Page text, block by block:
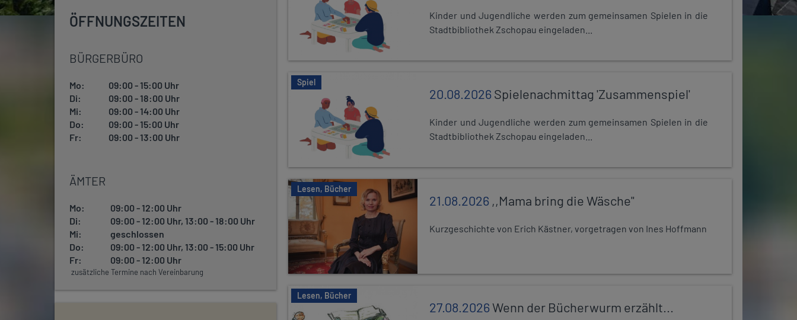
ÖFFNUNGSZEITEN
BÜRGERBÜRO
Mo:
09:00 - 15:00 Uhr
Di:
09:00 - 18:00 Uhr
Mi:
09:00 - 14:00 Uhr
Do:
09:00 - 15:00 Uhr
Fr:
09:00 - 13:00 Uhr
ÄMTER
Mo:
09:00 - 12:00 Uhr
Di:
09:00 - 12:00 Uhr, 13:00 - 18:00 Uhr
Mi:
geschlossen
Do:
09:00 - 12:00 Uhr, 13:00 - 15:00 Uhr
Fr:
09:00 - 12:00 Uhr
zusätzliche Termine nach Vereinbarung
Kinder und Jugendliche werden zum gemeinsamen Spielen in die
Stadtbibliothek Zschopau eingeladen...
Spiel
20.08.2026Spielenachmittag 'Zusammenspiel'
Kinder und Jugendliche werden zum gemeinsamen Spielen in die
Stadtbibliothek Zschopau eingeladen...
Lesen, Bücher
21.08.2026 ,,Mama bring die Wäsche"
Kurzgeschichte von Erich Kästner, vorgetragen von Ines Hoffmann
Lesen, Bücher
27.08.2026Wenn der Bücherwurm erzählt...